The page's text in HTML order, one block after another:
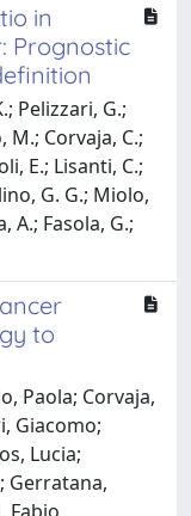
in
Prognostic
Pelizzari, G.;
M.; Corvaja, C.;
E.; Lisanti, C.;
G. G.; Miolo,
A.; Fasola, G.;
to
Paola; Corvaja,
Giacomo;
Lucia;
Gerratana,